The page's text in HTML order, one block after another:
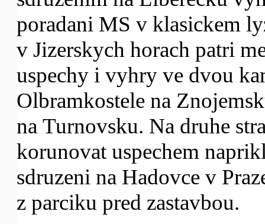
poradani MS v klasickem
v Jizerskych horach patri
uspechy i vyhry ve dvou
Olbramkostele na
na Turnovsku. Na druhe
korunovat uspechem
sdruzeni na Hadovce v
z parciku pred zastavbou.